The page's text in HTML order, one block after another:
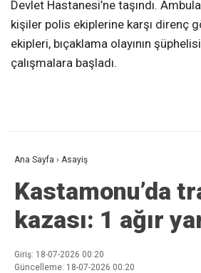
Devlet Hastanesi’ne taşındı.
kişiler polis ekiplerine karşı direnç
ekipleri, bıçaklama olayının
çalışmalara başladı.
Ana Sayfa › Asayiş
Kastamonu’da
kazası: 1 ağır
Giriş: 18-07-2026 00:20
Güncelleme: 18-07-2026 00:20